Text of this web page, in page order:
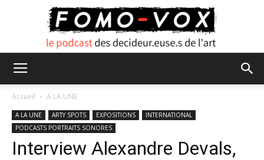
Accueil A LA UNE
A LA UNE ARTY SPOTS EXPOSITIONS
INTERNATIONAL
PODCASTS PORTRAITS SONORES
Interview Alexandre Devals,